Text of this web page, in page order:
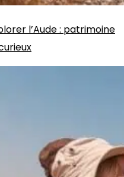
l’Aude : patrimoine